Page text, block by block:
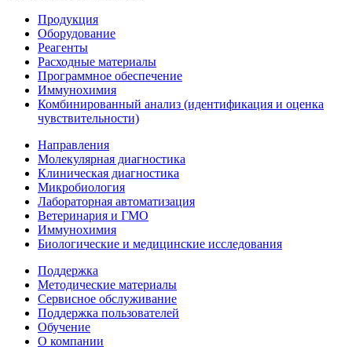
Продукция
Оборудование
Реагенты
Расходные материалы
Программное обеспечение
Иммунохимия
Комбинированный анализ (идентификация и оценка
чувствительности)
Направления
Молекулярная диагностика
Клиническая диагностика
Микробиология
Лабораторная автоматизация
Ветеринария и ГМО
Иммунохимия
Биологические и медицинские исследования
Поддержка
Методические материалы
Сервисное обслуживание
Поддержка пользователей
Обучение
О компании